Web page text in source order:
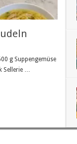
g Suppengemüse
Sellerie …